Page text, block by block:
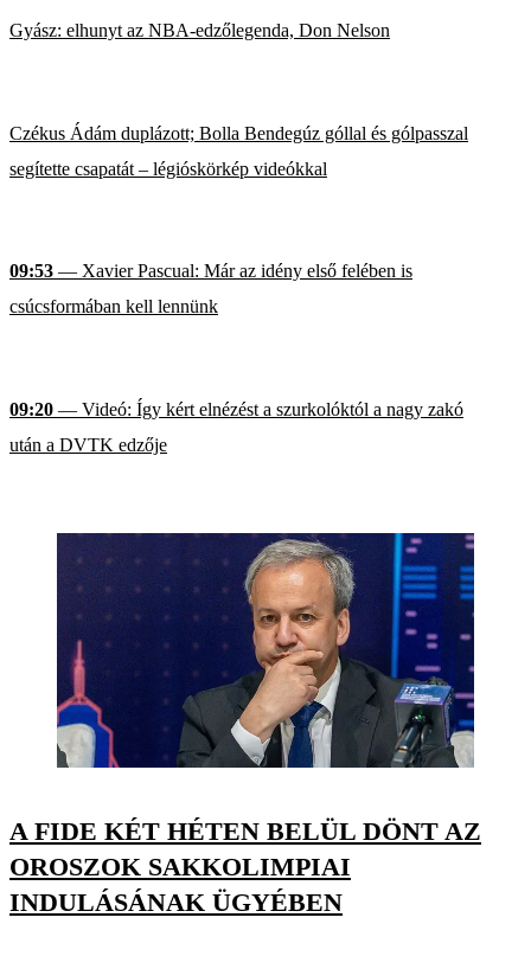
Gyász: elhunyt az NBA-edzőlegenda, Don Nelson
Czékus Ádám duplázott; Bolla Bendegúz góllal és gólpasszal
segítette csapatát – légióskörkép videókkal
09:53 — Xavier Pascual: Már az idény első felében is
csúcsformában kell lennünk
09:20 — Videó: Így kért elnézést a szurkolóktól a nagy zakó
után a DVTK edzője
A FIDE KÉT HÉTEN BELÜL DÖNT AZ
OROSZOK SAKKOLIMPIAI
INDULÁSÁNAK ÜGYÉBEN